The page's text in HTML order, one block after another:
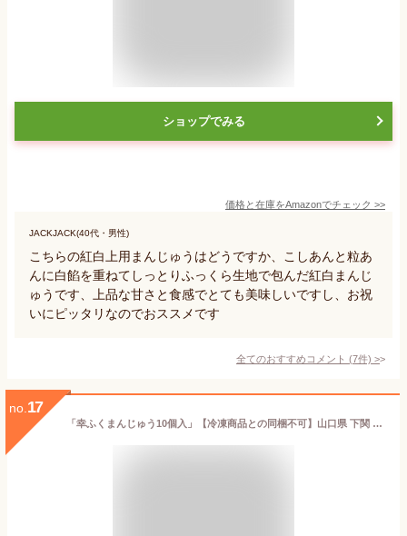
ショップでみる
価格と在庫をAmazonでチェック >>
JACKJACK(40代・男性)
こちらの紅白上用まんじゅうはどうですか、こしあんと粒あ
んに白餡を重ねてしっとりふっくら生地で包んだ紅白まんじ
ゅうです、上品な甘さと食感でとても美味しいですし、お祝
いにピッタリなのでおススメです
全てのおすすめコメント (7件) >
no. 17
「幸ふくまんじゅう10個入」【冷凍商品との同梱不可】山口県 下関 おみやげ お土産 プチギフト 小分け 引菓子 引き出物 結婚式 ごあいさつ 厄祝い お菓子 食べ物 食品 退職 帰省土産 内祝い お返し お供え 個包装 1500円 縁起 父の日 お中元 御中元